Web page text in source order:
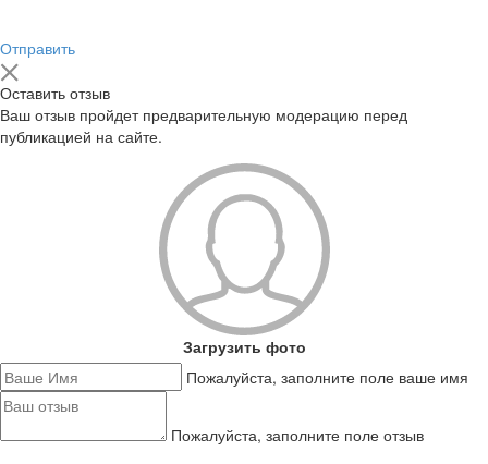
Отправить
Оставить отзыв
Ваш отзыв пройдет предварительную модерацию перед
публикацией на сайте.
Загрузить фото
Пожалуйста, заполните поле ваше имя
Пожалуйста, заполните поле отзыв